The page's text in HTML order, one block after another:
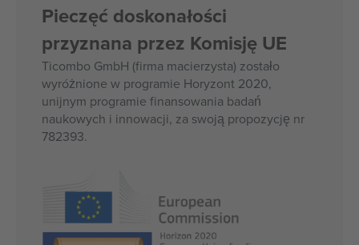
Pieczęć doskonałości
przyznana przez Komisję UE
Ticombo GmbH (firma macierzysta) zostało
wyróżnione w programie Horyzont 2020,
unijnym programie finansowania badań
naukowych i innowacji, za swoją propozycję nr
782393.